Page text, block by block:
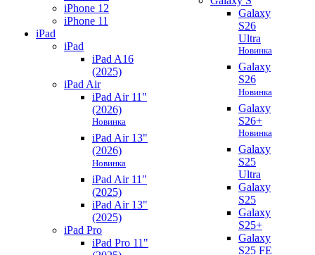
iPhone 12
iPhone 11
iPad
iPad
iPad A16
(2025)
iPad Air
iPad Air 11"
(2026)
Новинка
iPad Air 13"
(2026)
Новинка
iPad Air 11"
(2025)
iPad Air 13"
(2025)
iPad Pro
iPad Pro 11"
Galaxy
S26
Ultra
Новинка
Galaxy
S26
Новинка
Galaxy
S26+
Новинка
Galaxy
S25
Ultra
Galaxy
S25
Galaxy
S25+
Galaxy
S25 FE